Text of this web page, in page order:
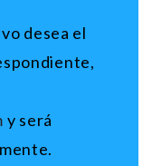
desea el
y será